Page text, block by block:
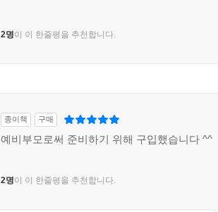
2명이 이 한줄평을 추천합니다.
종이책 구매
예비부모로써 준비하기 위해 구입했습니다 ^^
2명이 이 한줄평을 추천합니다.